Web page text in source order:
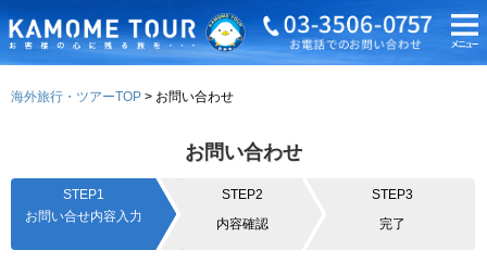
海外旅行・ツアーTOP お問い合わせ
お問い合わせ
STEP1
お問い合せ内容入力
STEP2
内容確認
STEP3
完了